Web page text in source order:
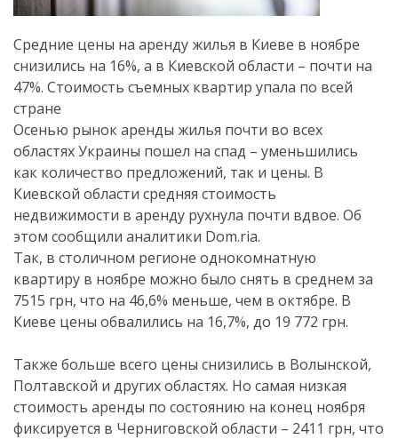
Средние цены на аренду жилья в Киеве в ноябре
снизились на 16%, а в Киевской области – почти на
47%. Стоимость съемных квартир упала по всей
стране
Осенью рынок аренды жилья почти во всех
областях Украины пошел на спад – уменьшились
как количество предложений, так и цены. В
Киевской области средняя стоимость
недвижимости в аренду рухнула почти вдвое. Об
этом сообщили аналитики Dom.ria.
Так, в столичном регионе однокомнатную
квартиру в ноябре можно было снять в среднем за
7515 грн, что на 46,6% меньше, чем в октябре. В
Киеве цены обвалились на 16,7%, до 19 772 грн.
Также больше всего цены снизились в Волынской,
Полтавской и других областях. Но самая низкая
стоимость аренды по состоянию на конец ноября
фиксируется в Черниговской области – 2411 грн, что